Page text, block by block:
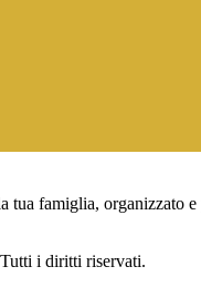
tua famiglia, organizzato e
i diritti riservati.